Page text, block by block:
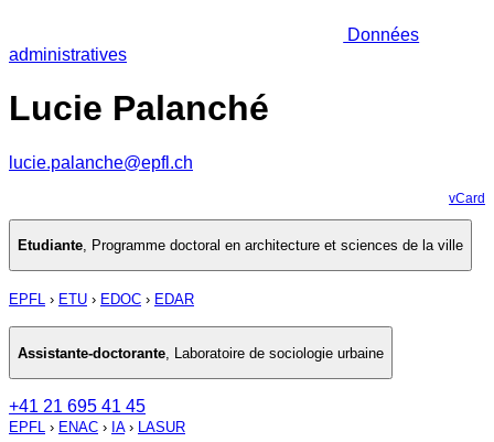
Données
administratives
Lucie Palanché
lucie.palanche@epfl.ch
vCard
Etudiante, Programme doctoral en architecture et sciences de la ville
EPFL › ETU › EDOC › EDAR
Assistante-doctorante Laboratoire de sociologie urbaine
+41 21 695 41 45
EPFL › ENAC › IA› LASUR